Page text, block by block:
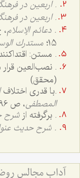
.اربعین در
.اربعین در
. دعائم الإسلام، ج
15؛ مستدرك
. مستن:
. نصب‌العین
(محقق)
.با قدری اختلاف
المصطفى، ص 196.
. برگرفته از شرح
. شرح حدیث